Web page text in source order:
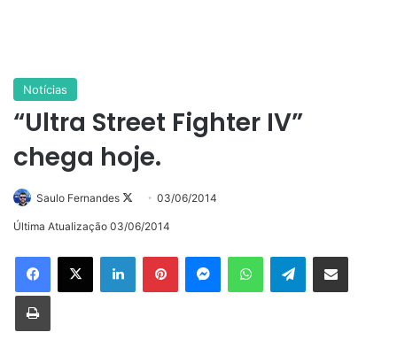
Notícias
“Ultra Street Fighter IV”
chega hoje.
Saulo Fernandes
Follow
on
03/06/2014
Última Atualização 03/06/2014
LinkedinPinterestMessengerWhatsAppTelegramCompartilhar via e-mail
Imprimir